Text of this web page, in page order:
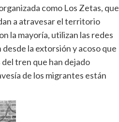
como Los Zetas, que
a atravesar el territorio
la mayoría, utilizan las redes
la extorsión y acoso que
tren que han dejado
de los migrantes están